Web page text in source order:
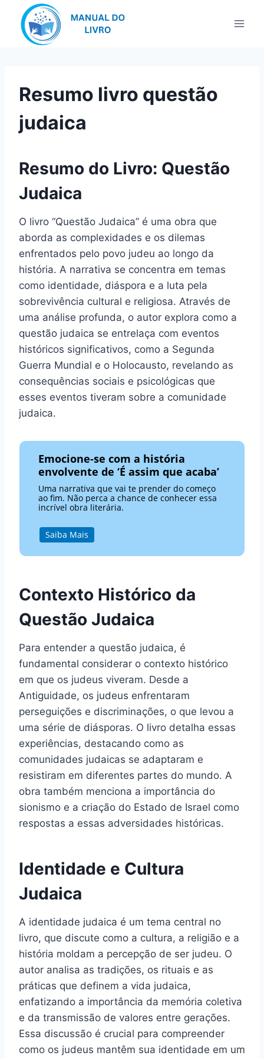
Resumo livro questão
judaica
Resumo do Livro: Questão
Judaica
O livro “Questão Judaica” é uma obra que
aborda as complexidades e os dilemas
enfrentados pelo povo judeu ao longo da
história. A narrativa se concentra em temas
como identidade, diáspora e a luta pela
sobrevivência cultural e religiosa. Através de
uma análise profunda, o autor explora como a
questão judaica se entrelaça com eventos
históricos significativos, como a Segunda
Guerra Mundial e o Holocausto, revelando as
consequências sociais e psicológicas que
esses eventos tiveram sobre a comunidade
judaica.
Emocione-se com a história
envolvente de ‘É assim que acaba’
Uma narrativa que vai te prender do começo
ao fim. Não perca a chance de conhecer essa
incrível obra literária.
Saiba Mais
Contexto Histórico da
Questão Judaica
Para entender a questão judaica, é
fundamental considerar o contexto histórico
em que os judeus viveram. Desde a
Antiguidade, os judeus enfrentaram
perseguições e discriminações, o que levou a
uma série de diásporas. O livro detalha essas
experiências, destacando como as
comunidades judaicas se adaptaram e
resistiram em diferentes partes do mundo. A
obra também menciona a importância do
sionismo e a criação do Estado de Israel como
respostas a essas adversidades históricas.
Identidade e Cultura
Judaica
A identidade judaica é um tema central no
livro, que discute como a cultura, a religião e a
história moldam a percepção de ser judeu. O
autor analisa as tradições, os rituais e as
práticas que definem a vida judaica,
enfatizando a importância da memória coletiva
e da transmissão de valores entre gerações.
Essa discussão é crucial para compreender
como os judeus mantêm sua identidade em um